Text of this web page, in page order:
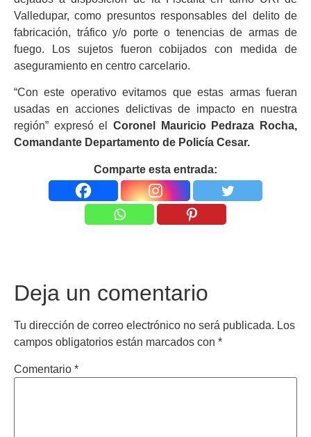
Valledupar, como presuntos responsables del delito de
fabricación, tráfico y/o porte o tenencias de armas de
fuego. Los sujetos fueron cobijados con medida de
aseguramiento en centro carcelario.
“Con este operativo evitamos que estas armas fueran
usadas en acciones delictivas de impacto en nuestra
región” expresó el
Coronel Mauricio Pedraza Rocha,
Comandante Departamento de Policía Cesar.
Comparte esta entrada:
Deja un comentario
Tu dirección de correo electrónico no será publicada. Los
campos obligatorios están marcados con *
Comentario *